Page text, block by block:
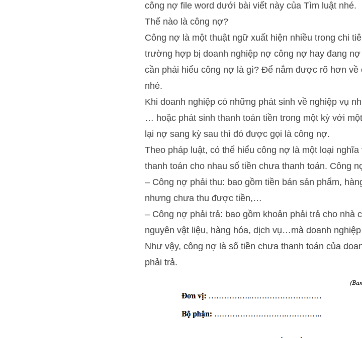
công nợ file word dưới bài viết này của Tìm luật nhé.
Thế nào là công nợ?
Công nợ là một thuật ngữ xuất hiện nhiều trong chi
trường hợp bị doanh nghiệp nợ công nợ hay đang
cần phải hiểu công nợ là gì? Để nắm được rõ hơn
nhé.
Khi doanh nghiệp có những phát sinh về nghiệp vụ
… hoặc phát sinh thanh toán tiền trong một kỳ với
lại nợ sang kỳ sau thì đó được gọi là công nợ.
Theo pháp luật, có thể hiểu công nợ là một loại
thanh toán cho nhau số tiền chưa thanh toán. Công
– Công nợ phải thu: bao gồm tiền bán sản phẩm,
nhưng chưa thu được tiền,…
– Công nợ phải trả: bao gồm khoản phải trả cho nhà
nguyên vật liệu, hàng hóa, dịch vụ…mà doanh
Như vậy, công nợ là số tiền chưa thanh toán của
phải trả.